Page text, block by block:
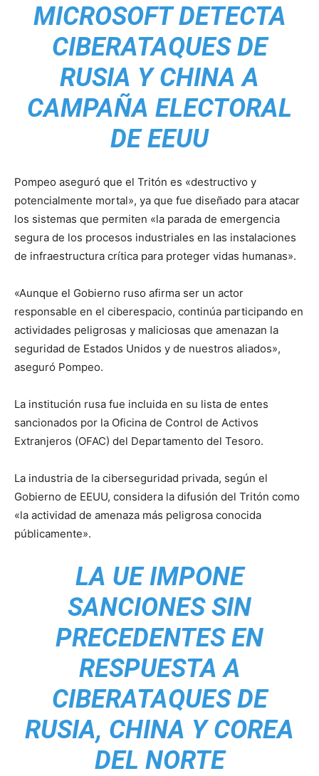
MICROSOFT DETECTA
CIBERATAQUES DE
RUSIA Y CHINA A
CAMPAÑA ELECTORAL
DE EEUU
Pompeo aseguró que el Tritón es «destructivo y
potencialmente mortal», ya que fue diseñado para atacar
los sistemas que permiten «la parada de emergencia
segura de los procesos industriales en las instalaciones
de infraestructura crítica para proteger vidas humanas».
«Aunque el Gobierno ruso afirma ser un actor
responsable en el ciberespacio, continúa participando en
actividades peligrosas y maliciosas que amenazan la
seguridad de Estados Unidos y de nuestros aliados»,
aseguró Pompeo.
La institución rusa fue incluida en su lista de entes
sancionados por la Oficina de Control de Activos
Extranjeros (OFAC) del Departamento del Tesoro.
La industria de la ciberseguridad privada, según el
Gobierno de EEUU, considera la difusión del Tritón como
«la actividad de amenaza más peligrosa conocida
públicamente».
LA UE IMPONE
SANCIONES SIN
PRECEDENTES EN
RESPUESTA A
CIBERATAQUES DE
RUSIA, CHINA Y COREA
DEL NORTE